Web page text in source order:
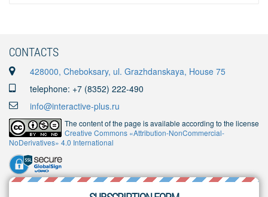
CONTACTS
428000, Cheboksary, ul. Grazhdanskaya, House 75
telephone: +7 (8352) 222-490
info@interactive-plus.ru
The content of the page is available according to the license
Creative Commons «Attribution-NonCommercial-
NoDerivatives» 4.0 International